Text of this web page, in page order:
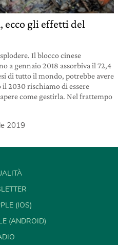
ecco gli effetti del
Il blocco cinese
a gennaio 2018 assorbiva il 72,4
di tutto il mondo, potrebbe avere
2030 rischiamo di essere
come gestirla. Nel frattempo
2019
(IOS)
(ANDROID)